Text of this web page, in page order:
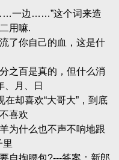
一边……”这个词来造
用嘛.
了你自己的血，这是什
之百是真的，但什么消
、月、日
在却喜欢“大哥大”，到底
喜欢
为什么也不声不响地跟
里
自掏腰包?---答案：新郎